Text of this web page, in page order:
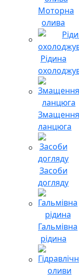
Моторна
олива
Рідина
Змащення
ланцюга
Засоби
догляду
Гальмівна
рідина